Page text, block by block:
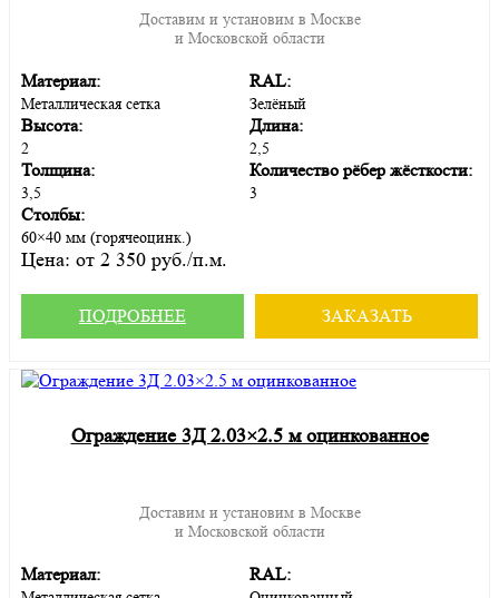
Доставим и установим в Москве
и Московской области
Материал:
Металлическая сетка
RAL:
Зелёный
Высота:
2
Длина:
2,5
Толщина:
3,5
Количество рёбер жёсткости:
3
Столбы:
60×40 мм (горячеоцинк.)
Цена: от 2 350 руб./п.м.
ПОДРОБНЕЕ ЗАКАЗАТЬ
Ограждение 3Д 2.03×2.5 м оцинкованное
Доставим и установим в Москве
и Московской области
Материал: RAL: